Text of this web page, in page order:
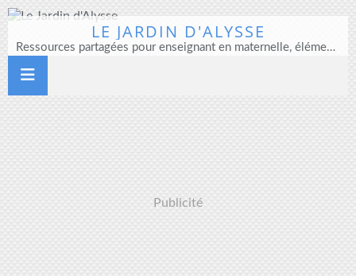
LE JARDIN D'ALYSSE
Ressources partagées pour enseignant en maternelle, élémentaire et direction d'école
Publicité